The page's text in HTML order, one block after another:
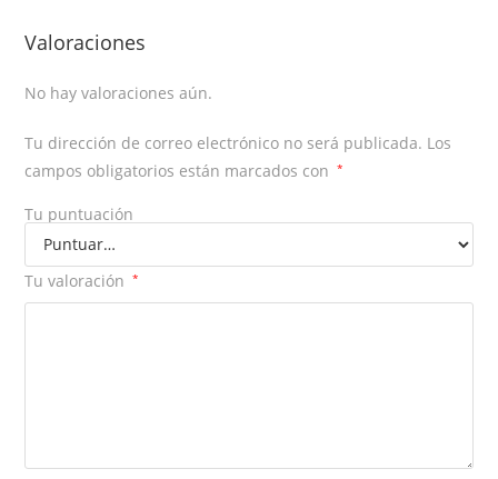
Valoraciones
No hay valoraciones aún.
Tu dirección de correo electrónico no será publicada. Los
campos obligatorios están marcados con
*
Tu puntuación
Tu valoración *